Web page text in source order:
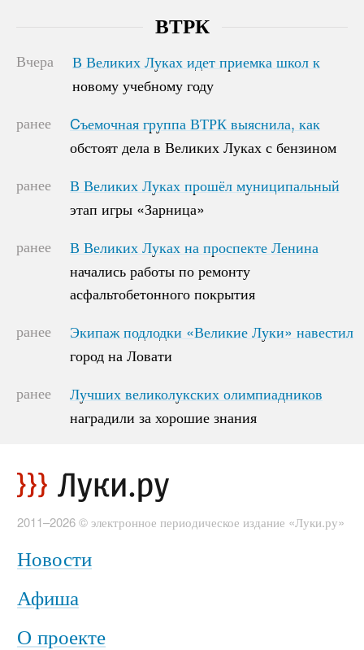
ВТРК
Вчера
В Великих Луках идет приемка школ к
новому учебному году
В Великих Луках идет приемка школ к
новому учебному году
ранее
Cъемочная группа ВТРК выяснила, как
обстоят дела в Великих Луках с бензином
Cъемочная группа ВТРК выяснила, как
обстоят дела в Великих Луках с бензином
ранее
В Великих Луках прошёл муниципальный
этап игры «Зарница»
В Великих Луках прошёл муниципальный
этап игры «Зарница»
ранее
В Великих Луках на проспекте Ленина
начались работы по ремонту
асфальтобетонного покрытия
В Великих Луках на проспекте Ленина
начались работы по ремонту
асфальтобетонного покрытия
ранее
Экипаж подлодки «Великие Луки» навестил
город на Ловати
Экипаж подлодки «Великие Луки» навестил
город на Ловати
ранее
Лучших великолукских олимпиадников
наградили за хорошие знания
Лучших великолукских олимпиадников
наградили за хорошие знания
2011–2026 © электронное периодическое издание «Луки.ру»
Новости
Афиша
О проекте